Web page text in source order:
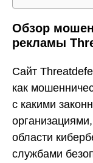
Обзор
рекламы
Сайт
как
с какими
области
службами